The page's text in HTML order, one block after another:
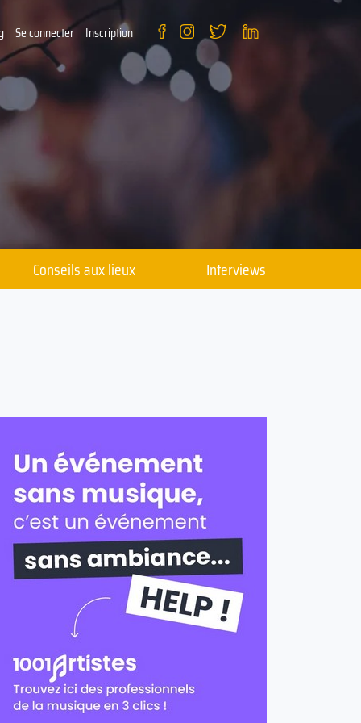
Se connecter Inscription
Conseils aux lieux Interviews